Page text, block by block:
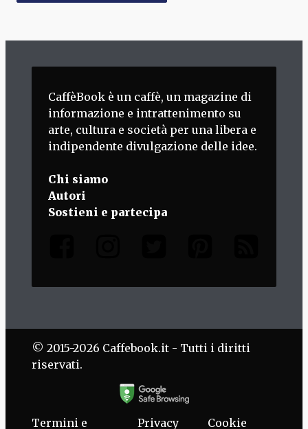
CaffèBook è un caffè, un magazine di
informazione e intrattenimento su
arte, cultura e società per una libera e
indipendente divulgazione delle idee.
Chi siamo
Autori
Sostieni e partecipa
© 2015-2026 Caffebook.it - Tutti i diritti
riservati.
Termini e Privacy Cookie